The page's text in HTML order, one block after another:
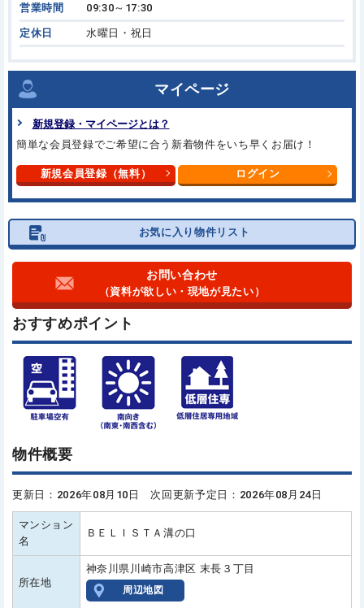
営業時間 09:30～17:30
定休日 水曜日・祝日
マイページ
新規登録・マイページとは？
簡単な会員登録でご希望に合う 新着物件をいち早くお届け！
新規会員登録（無料） ログイン
お気に入り物件リスト
お問い合わせ
（資料が欲しい・現地が見たい）
おすすめポイント
物件概要
更新日：2026年08月10日 次回更新予定日：2026年08月24日
マンション
名
ＢＥＬＩＳＴＡ溝の口
所在地
神奈川県川崎市高津区 末長３丁目
周辺地図